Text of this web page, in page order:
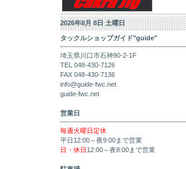
2026年8月 8日 土曜日
タックルショップガイド"guide"
埼玉県川口市石神90-2-1F
TEL 048-430-7126
FAX 048-430-7136
info@guide-fwc.net
guide-fwc.net
営業日
毎週火曜日定休
平日12:00～夜9:00まで営業
日・休日 12:00～夜8:00まで営業